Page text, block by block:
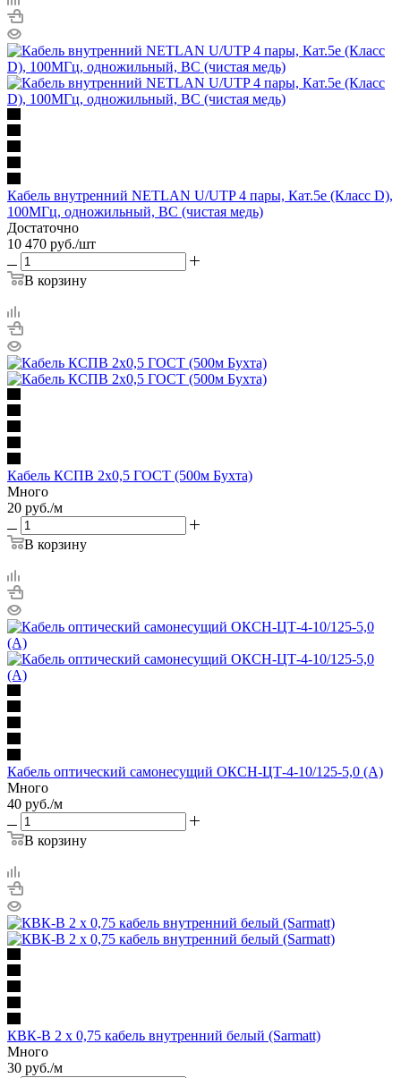
Кабель внутренний NETLAN U/UTP 4 пары, Кат.5e (Класс D),
100МГц, одножильный, BC (чистая медь)
Достаточно
10 470 руб./шт
В корзину
Кабель КСПВ 2х0,5 ГОСТ (500м Бухта)
Много
20 руб./м
В корзину
Кабель оптический самонесущий ОКСН-ЦТ-4-10/125-5,0 (А)
Много
40 руб./м
В корзину
КВК-В 2 х 0,75 кабель внутренний белый (Sarmatt)
Много
30 руб./м